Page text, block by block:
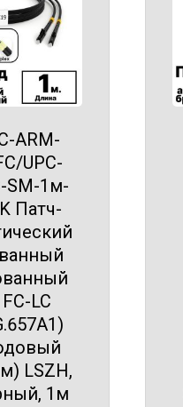
ARM-
UPC-
SM-1м-
Патч-
LC
LSZH,
1м